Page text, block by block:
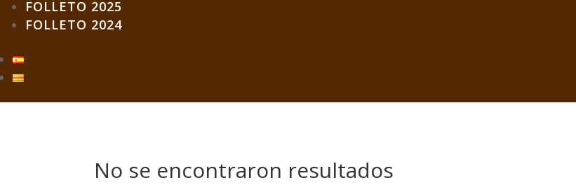
FOLLETO 2025
FOLLETO 2024
No se encontraron resultados